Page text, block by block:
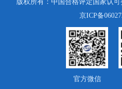
京ICP备
官方微信